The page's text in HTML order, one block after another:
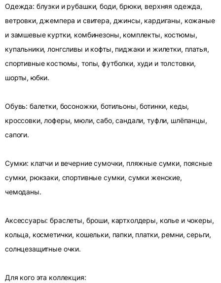
Одежда: блузки и рубашки, боди, брюки, верхняя одежда,
ветровки, джемпера и свитера, джинсы, кардиганы, кожаные
и замшевые куртки, комбинезоны, комплекты, костюмы,
купальники, лонгсливы и кофты, пиджаки и жилетки, платья,
спортивные костюмы, топы, футболки, худи и толстовки,
шорты, юбки.
Обувь: балетки, босоножки, ботильоны, ботинки, кеды,
кроссовки, лоферы, мюли, сабо, сандали, туфли, шлёпанцы,
сапоги.
Сумки: клатчи и вечерние сумочки, пляжные сумки, поясные
сумки, рюкзаки, спортивные сумки, сумки женские,
чемоданы.
Аксессуары: браслеты, броши, картхолдеры, колье и чокеры,
кольца, косметички, кошельки, папки, платки, ремни, серьги,
солнцезащитные очки.
Для кого эта коллекция: